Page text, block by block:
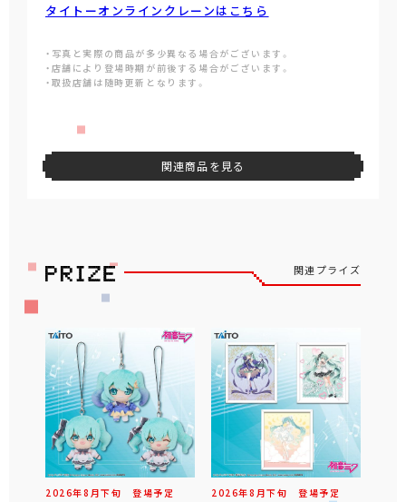
タイトーオンラインクレーンはこちら
・写真と実際の商品が多少異なる場合がございます。
・店舗により登場時期が前後する場合がございます。
・取扱店舗は随時更新となります。
関連商品を見る
関連プライズ
2026年8 月下旬 登場予定 2026年8 月下旬 登場予定